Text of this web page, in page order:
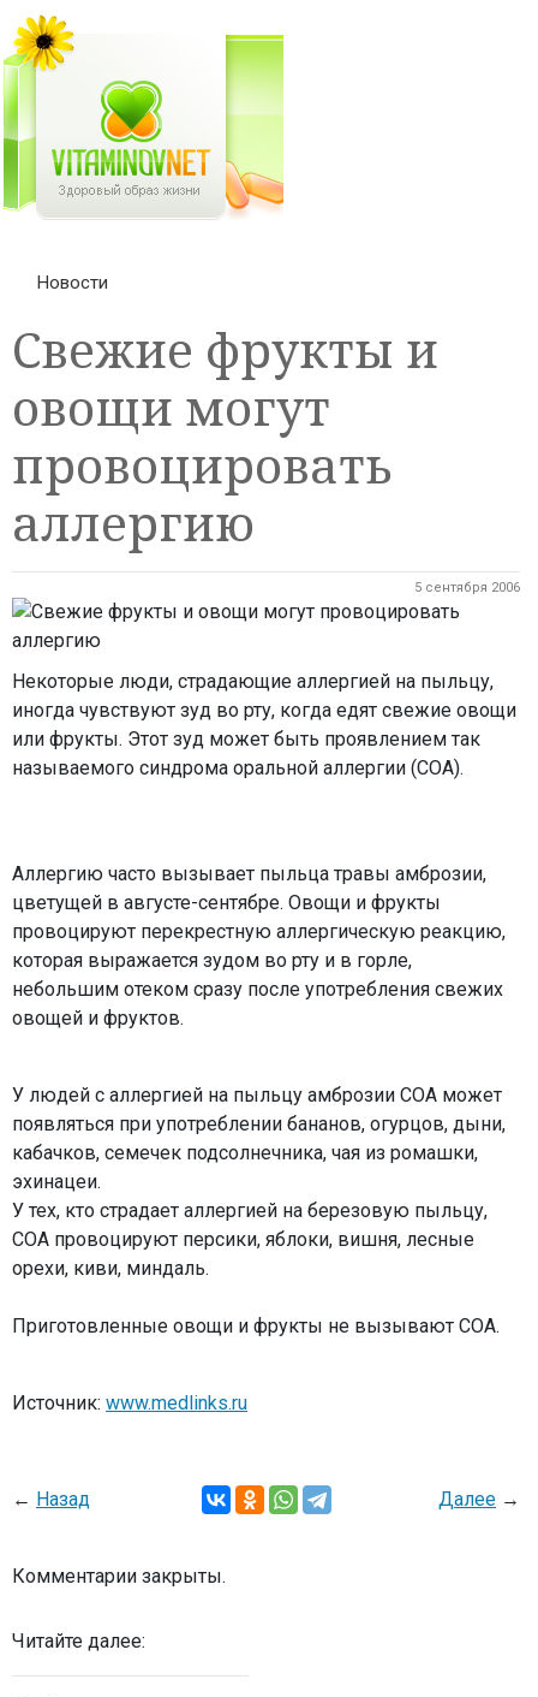
Новости
Свежие фрукты и
овощи могут
провоцировать
аллергию
5 сентября 2006
Некоторые люди, страдающие аллергией на пыльцу,
иногда чувствуют зуд во рту, когда едят свежие овощи
или фрукты. Этот зуд может быть проявлением так
называемого синдрома оральной аллергии (СОА).
Аллергию часто вызывает пыльца травы амброзии,
цветущей в августе-сентябре. Овощи и фрукты
провоцируют перекрестную аллергическую реакцию,
которая выражается зудом во рту и в горле,
небольшим отеком сразу после употребления свежих
овощей и фруктов.
У людей с аллергией на пыльцу амброзии СОА может
появляться при употреблении бананов, огурцов, дыни,
кабачков, семечек подсолнечника, чая из ромашки,
эхинацеи.
У тех, кто страдает аллергией на березовую пыльцу,
СОА провоцируют персики, яблоки, вишня, лесные
орехи, киви, миндаль.
Приготовленные овощи и фрукты не вызывают СОА.
Источник: www.medlinks.ru
← Назад Далее →
Комментарии закрыты.
Читайте далее: